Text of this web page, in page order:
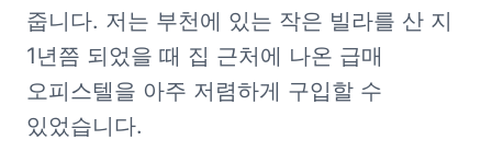
줍니다. 저는 부천에 있는 작은 빌라를 산 지
1년쯤 되었을 때 집 근처에 나온 급매
오피스텔을 아주 저렴하게 구입할 수
있었습니다.